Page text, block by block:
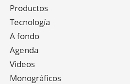
Productos
Tecnología
A fondo
Agenda
Videos
Monográficos